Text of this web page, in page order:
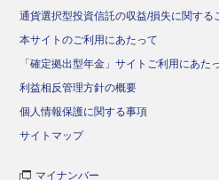
通貨選択型投資信託の収益/損失に関する
本サイトのご利用にあたって
「確定拠出型年金」サイトご利用にあた
利益相反管理方針の概要
個人情報保護に関する事項
サイトマップ
マイナンバー